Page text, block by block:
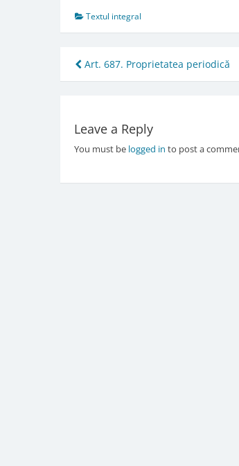
Textul integral
Post
navigation
Art. 687. Proprietatea periodică
Leave a Reply
You must be logged in to post a